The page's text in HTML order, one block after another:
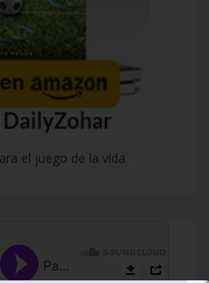
el juego de la vida.